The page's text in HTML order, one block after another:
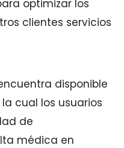
optimizar los
clientes servicios
disponible
cual los usuarios
de
médica en